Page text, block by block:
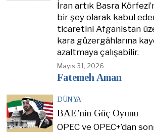
İran artık Basra
bir şey olarak kabul
ticaretini Afganistan
kara güzergâhlarına
azaltmaya çalışabilir.
Mayıs 31, 2026
Fatemeh Aman
DÜNYA
BAE’nin Güç Oyunu
OPEC ve OPEC+’dan